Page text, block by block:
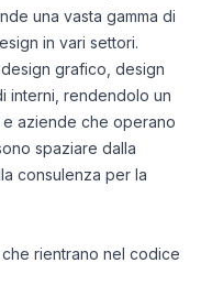
una vasta gamma di
in vari settori.
grafico, design
interni, rendendolo un
aziende che operano
spaziare dalla
consulenza per la
rientrano nel codice